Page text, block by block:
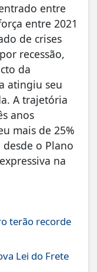
entre
entre 2021
de crises
recessão,
da
atingiu seu
A trajetória
anos
mais de 25%
o Plano
na
terão recorde
Lei do Frete